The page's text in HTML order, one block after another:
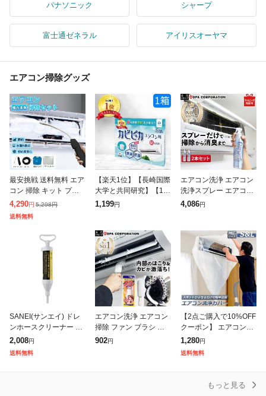
パナソニック シャープ
富士通ゼネラル アイリスオーヤマ
エアコン掃除グッズ
最安挑戦 送料無料 エア
コン 掃除 キット プロ
仕様 強力 洗浄 カバー
セット 自分で クリーニ
4,290円 5,298円
送料無料
【楽天1位】【長崎国際
大学と共同研究】【1箱
1年分】 カビピカ エア
バイオ 消臭
1,199円
エアコン洗浄 エアコン
洗浄スプレー エアコン
洗浄剤 エアコン掃除 エ
で カビ
4,086円
SANEI(サンエイ) ドレ
ンホースクリーナー エ
アコン掃除 水漏れ・つ
まり解消 内径14・16M
2,008円
送料無料
エアコン洗浄 エアコン
掃除 ファン ブラシ エ
アコン エアコン用ブラ
902円
【2点ご購入で10%OFF
クーポン】 エアコン洗
浄カバー 壁掛け用 エア
コン掃除カバー 2サイ
1,280円
送料無料
もっと見る